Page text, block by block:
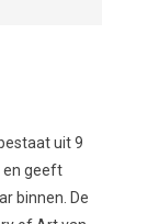
uit 9
en geeft
binnen. De